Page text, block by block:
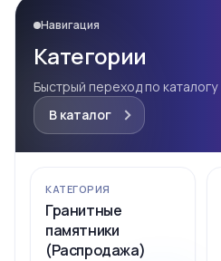
Навигация
Категории
Быстрый переход по каталогу
В каталог
КАТЕГОРИЯ
Гранитные
памятники
(Распродажа)